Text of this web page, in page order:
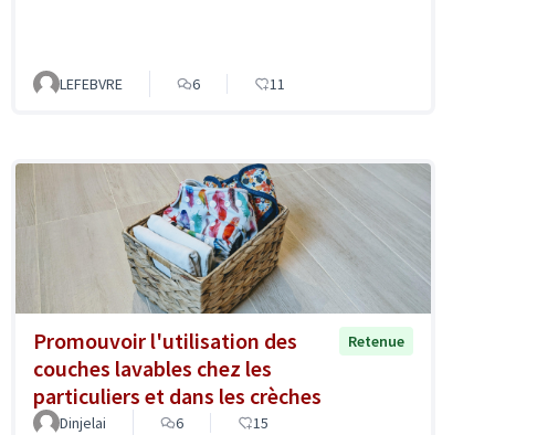
LEFEBVRE 6 11
Promouvoir l'utilisation des
couches lavables chez les
particuliers et dans les crèches
Retenue
Dinjelai 6 15